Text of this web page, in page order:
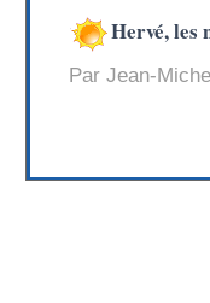
Hervé, les
Par Jean-